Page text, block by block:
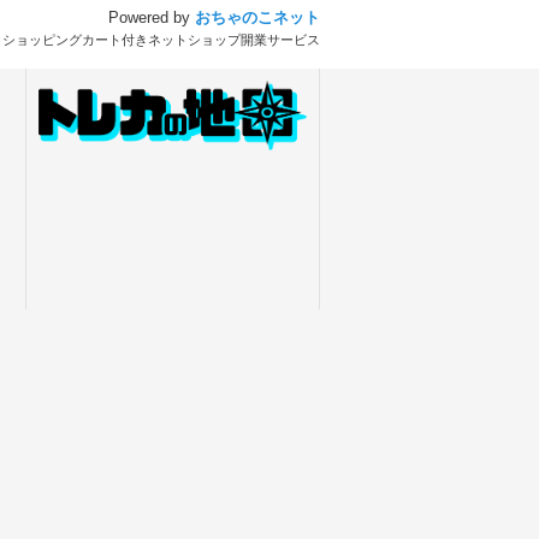
Powered by おちゃのこネット
ョッピングカート付きネットショップ開業サービス